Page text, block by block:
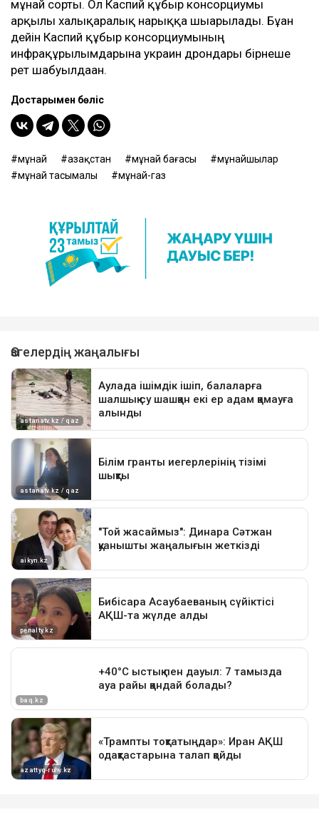
мұнай сорты. Ол Каспий құбыр консорциумы
арқылы халықаралық нарыққа шығарылады. Бұған
дейін Каспий құбыр консорциумының
инфрақұрылымдарына украин дрондары бірнеше
рет шабуылдаған.
Достарыңмен бөліс
мұнай Қазақстан мұнай бағасы
мұнайшылар
мұнай тасымалы
мұнай-газ